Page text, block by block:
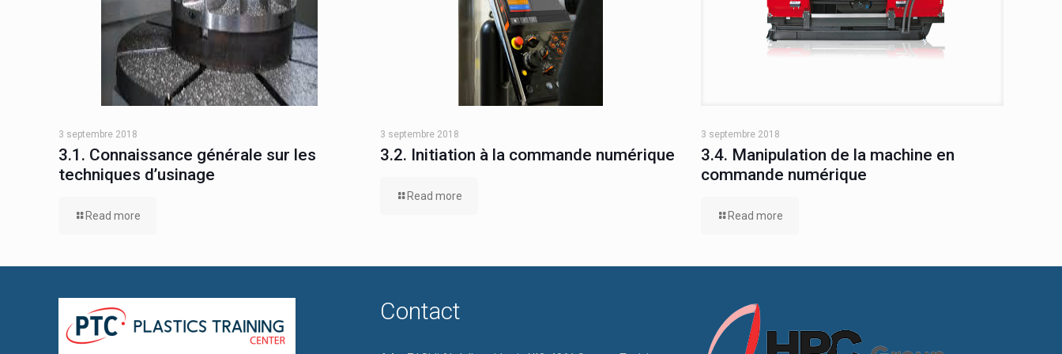
3 septembre 2018
3.1. Connaissance générale sur les
techniques d’usinage
Read more
3 septembre 2018
3.2. Initiation à la commande numérique
Read more
3 septembre 2018
3.4. Manipulation de la machine en
commande numérique
Read more
Contact